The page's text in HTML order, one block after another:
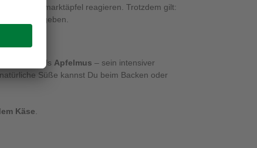
Supermarktäpfel reagieren. Trotzdem gilt:
wir nicht geben.
oder als Apfelmus – sein intensiver
Süße kannst Du beim Backen oder
Käse